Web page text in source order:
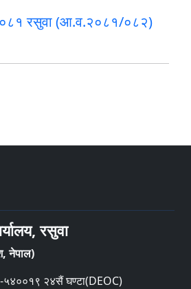
रसुवा (आ.व.२०८१/०८२)
रसुवा
नेपाल)
२४सैं घण्टा(DEOC)